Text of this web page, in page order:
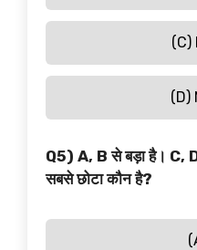
(C)
(D)
Q5) A, B से बड़ा है। C,
सबसे छोटा कौन है?